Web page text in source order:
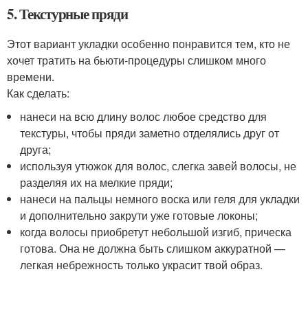
5. Текстурные пряди
Этот вариант укладки особенно понравится тем, кто не
хочет тратить на бьюти-процедуры слишком много
времени.
Как сделать:
нанеси на всю длину волос любое средство для
текстуры, чтобы пряди заметно отделялись друг от
друга;
используя утюжок для волос, слегка завей волосы, не
разделяя их на мелкие пряди;
нанеси на пальцы немного воска или геля для укладки
и дополнительно закрути уже готовые локоны;
когда волосы приобретут небольшой изгиб, прическа
готова. Она не должна быть слишком аккуратной —
легкая небрежность только украсит твой образ.